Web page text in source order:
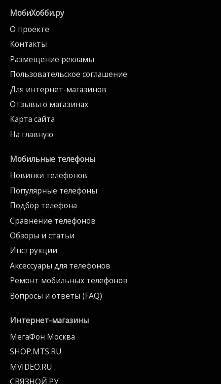
МобиХобби.ру
О проекте
Контакты
Размещение рекламы
Пользовательское соглашение
Для интернет-магазинов
Отзывы о магазинах
Карта сайта
На главную
Мобильные телефоны
Новинки телефонов
Популярные телефоны
Подбор телефона
Сравнение телефонов
Обзоры и статьи
Инструкции
Аксессуары для телефонов
Ремонт мобильных телефонов
Вопросы и ответы (FAQ)
Интернет-магазины
МегаФон Москва
SHOP.MTS.RU
MVIDEO.RU
СВЯЗНОЙ.РУ